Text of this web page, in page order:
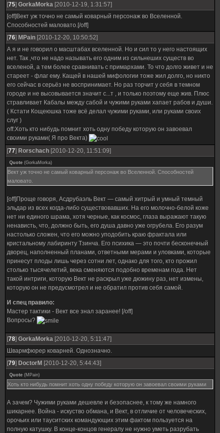
[75] GorkaMorka [2010-12-19, 1:31:57]
[off]Вект уж точно не самый коварный персонаж во Вселенной.
Способностей маловато.[/off]
[76] MPain [2010-12-20, 10:50:52]
А я и не говорил о масштабах вселенной. Но и сил то у него настоящих
нет. Так ,что не надо называть его одним из сильнеших существ во
вселеной, а тем более сравнивать с примархами. То что долго живет и не
стареет - флаг ему. Кащей в нашей мифологии тоже жил долго, но никто
его сейчас в серьёз не воспринимает. Но раз торчит у себя в темном
городе и не высовывается значит с...т , и только поэтому еще жив. Плюс
стравливает Кабалы между сабой и чужими руками хапает рабов и души.
( Кстати Кощеюшка тоже всё делал чужими руками, или руками своих
слуг )
off:Хоть кто нибудь помнит хоть одну победу которую он завоевал
своими руками( Я про Векта)
[77] Rorschach [2010-12-20, 11:51:09]
Quote (GorkaMorka)
Вект уж точно не самый коварный персонаж во Вселенной. Способностей
маловато.
[off]Проще говоря, Асдрубаэль Вект — самый хитрый и умный темный
эльдар из всех когда-либо существовавших. На его молочно-белой коже
нет ни единого шрама, хотя черные, как космос, глаза выражают такую
ненависть, что, должно быть, его душа давно уже огрубела. Его разум
настолько сложен, что его можно уподобить краю фрактала или
кристальному лабиринту Тзинча. Его психика — это почти бесконечный
дворец, наполненный планами, ответными мерами и уловками, которые
принесут плоды лишь через сотни лет, однако для того, кто прожил
столько тысячелетий, века сменяются подобно временам года. Нет
такой интриги, которую Вект не раскрыл уже дюжину раз, нет измены,
которую он не предусмотрел и не обратил против себя самой.
И спец правило:
Мастер тактики - Вект все знал заранее! [/off]
Вопросы?
[78] GorkaMorka [2010-12-20, 5:11:47]
Швармфюрер коварней. Однозначно.
[79] DoctorM [2010-12-20, 5:44:43]
Quote (MPain)
Хоть кто нибудь помнит хоть одну победу которую он завоевал своими руками
А зачем? Чужими руками дешевле и безопаснее, к тому же намного
шикарнее. Война - искуство обмана, и Вект, в отличие от человеческих,
орочьих или тауситских командующих этим фактом пользуется на
полную катушку. В конце-концов генералу не нужно уметь разрубать